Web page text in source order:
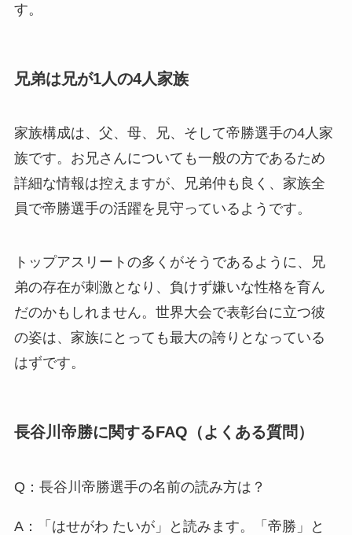
す。
兄弟は兄が1人の4人家族
家族構成は、父、母、兄、そして帝勝選手の4人家
族です。お兄さんについても一般の方であるため
詳細な情報は控えますが、兄弟仲も良く、家族全
員で帝勝選手の活躍を見守っているようです。
トップアスリートの多くがそうであるように、兄
弟の存在が刺激となり、負けず嫌いな性格を育ん
だのかもしれません。世界大会で表彰台に立つ彼
の姿は、家族にとっても最大の誇りとなっている
はずです。
長谷川帝勝に関するFAQ（よくある質問）
Q：長谷川帝勝選手の名前の読み方は？
A：「はせがわ たいが」と読みます。「帝勝」と